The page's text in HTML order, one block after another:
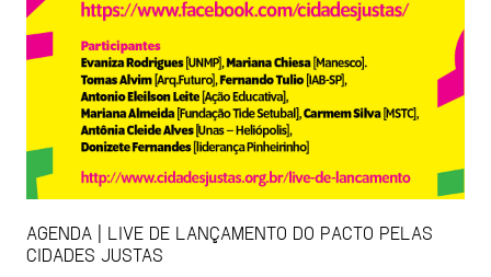
AGENDA | LIVE DE LANÇAMENTO DO PACTO PELAS
CIDADES JUSTAS